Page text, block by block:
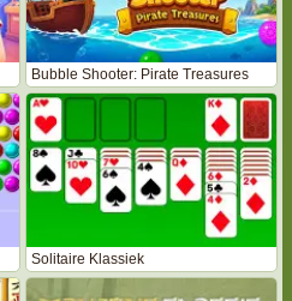
Bubble Shooter: Pirate Treasures
Solitaire Klassiek